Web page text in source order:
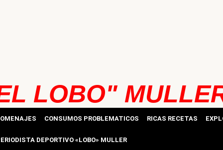
LOBO"
CONSUMOS PROBLEMATICOS RICAS RECETAS
DEPORTIVO «LOBO» MULLER